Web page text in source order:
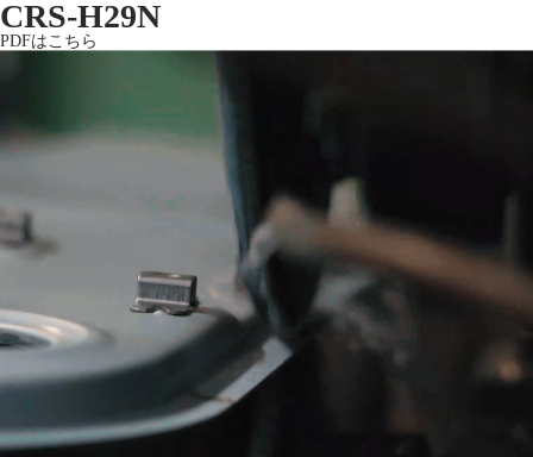
CRS-H29N
PDFはこちら